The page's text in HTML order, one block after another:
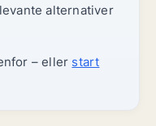
alternativer
– eller start